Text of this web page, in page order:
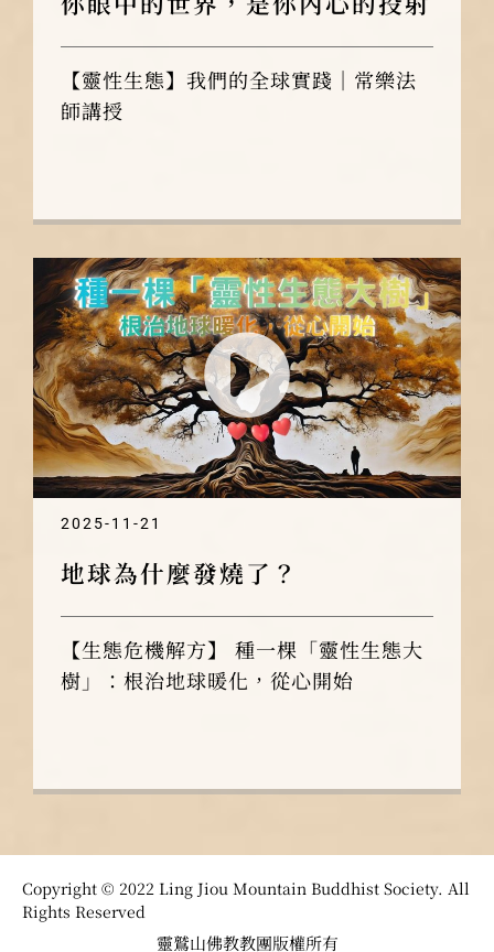
【靈性生態】我們的全球實踐｜常樂法
師講授
2025-11-21
地球為什麼發燒了？
【生態危機解方】 種一棵「靈性生態大
樹」：根治地球暖化，從心開始
Copyright © 2022 Ling Jiou Mountain Buddhist Society. All
Rights Reserved
靈鷲山佛教教團版權所有